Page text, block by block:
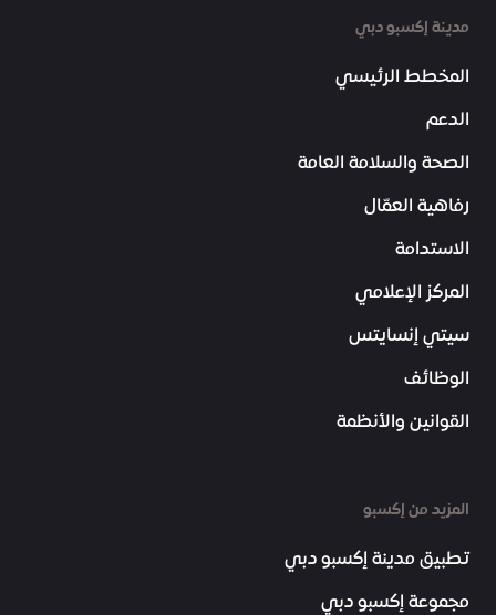
مدينة إكسبو دبي
المخطط الرئيسي
الدعم
الصحة والسلامة العامة
رفاهية العمّال
الاستدامة
المركز الإعلامي
سيتي إنسايتس
الوظائف
القوانين والأنظمة
المزيد من إكسبو
تطبيق مدينة إكسبو دبي
مجموعة إكسبو دبي